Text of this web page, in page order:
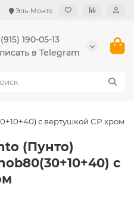
Эль-Монте
190-05-13
в Telegram
с вертушкой CP хром
(Пунто)
с